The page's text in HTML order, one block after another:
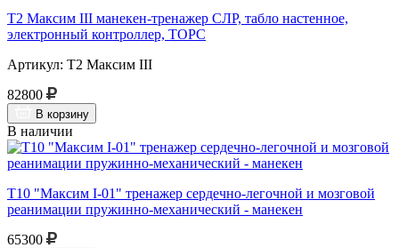
Т2 Максим III манекен-тренажер СЛР, табло настенное,
электронный контроллер, ТОРС
Артикул: Т2 Максим III
82800
В корзину
В наличии
Т10 "Максим I-01" тренажер сердечно-легочной и мозговой
реанимации пружинно-механический - манекен
65300